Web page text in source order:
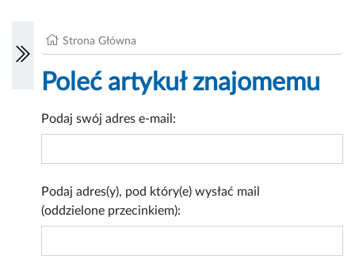
Strona Główna
Poleć artykuł znajomemu
Podaj swój adres e-mail:
Podaj adres(y), pod który(e) wysłać mail
(oddzielone przecinkiem):